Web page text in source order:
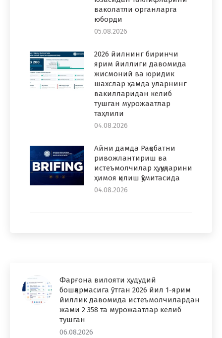
ваколатли органларга
юборди
05.08.2026
2026 йилнинг биринчи
ярим йиллиги давомида
жисмоний ва юридик
шахслар ҳамда уларнинг
вакилларидан келиб
тушган мурожаатлар
таҳлили
04.08.2026
Айни дамда Рақобатни
ривожлантириш ва
истеъмолчилар ҳуқуқларини
ҳимоя қилиш қўмитасида
04.08.2026
Фарғона вилояти ҳудудий
бошқармасига ўтган 2026 йил 1-ярим
йиллик давомида истеъмолчилардан
жами 2 358 та мурожаатлар келиб
тушган
06.08.2026